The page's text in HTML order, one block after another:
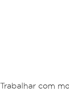
Trabalhar com